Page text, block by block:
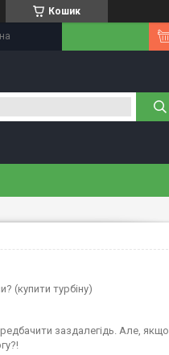
Кошик
(купити турбіну)
заздалегідь. Але, якщо